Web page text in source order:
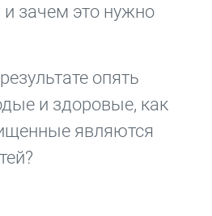
зачем это нужно
опять
и здоровые, как
являются